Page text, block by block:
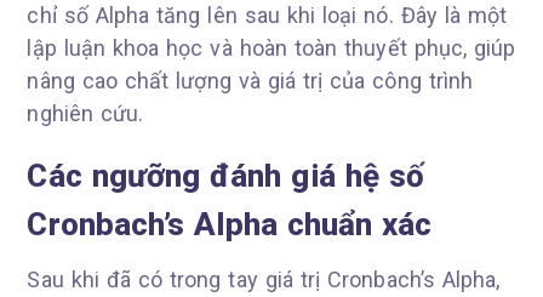
chỉ số Alpha tăng lên sau khi loại nó. Đây là một
lập luận khoa học và hoàn toàn thuyết phục, giúp
nâng cao chất lượng và giá trị của công trình
nghiên cứu.
Các ngưỡng đánh giá hệ số
Cronbach’s Alpha chuẩn xác
Sau khi đã có trong tay giá trị Cronbach’s Alpha,